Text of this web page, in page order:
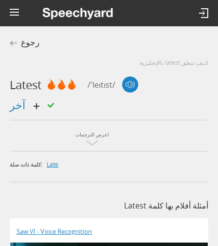
رجوع
كيف تنطق latest بالإنجليزية
Latest /'leɪtɪst/
آخر
اعرض الترجمات
كلمة ذات صلة: Late
أمثلة أفلام بها كلمة Latest
Saw VI - Voice Recognition